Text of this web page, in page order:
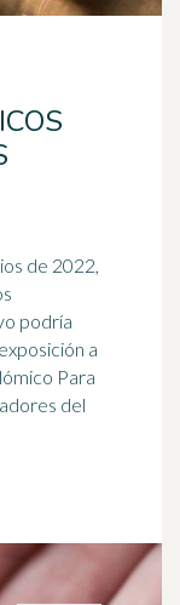
de 2022,
podría
a
del